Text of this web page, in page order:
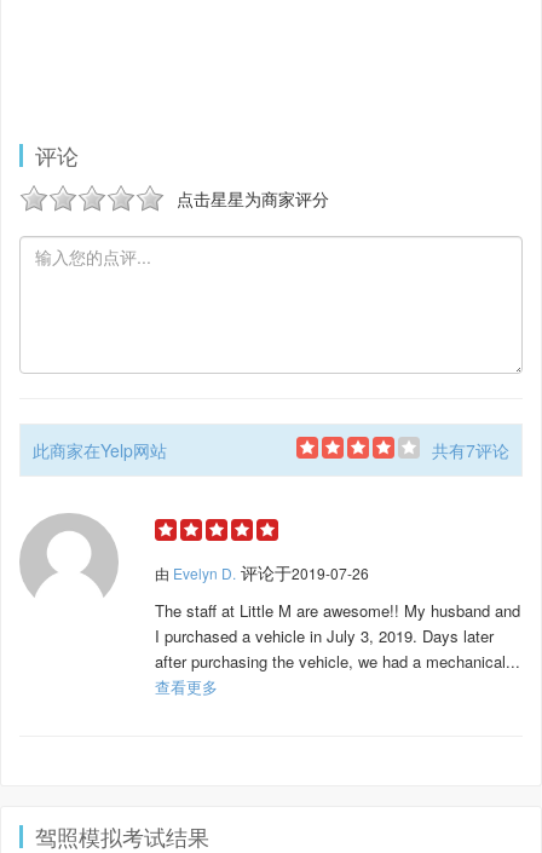
评论
点击星星为商家评分
此商家在Yelp网站 共有7评论
由 Evelyn D. 评论于2019-07-26
The staff at Little M are awesome!! My husband and
I purchased a vehicle in July 3, 2019. Days later
after purchasing the vehicle, we had a mechanical...
查看更多
驾照模拟考试结果